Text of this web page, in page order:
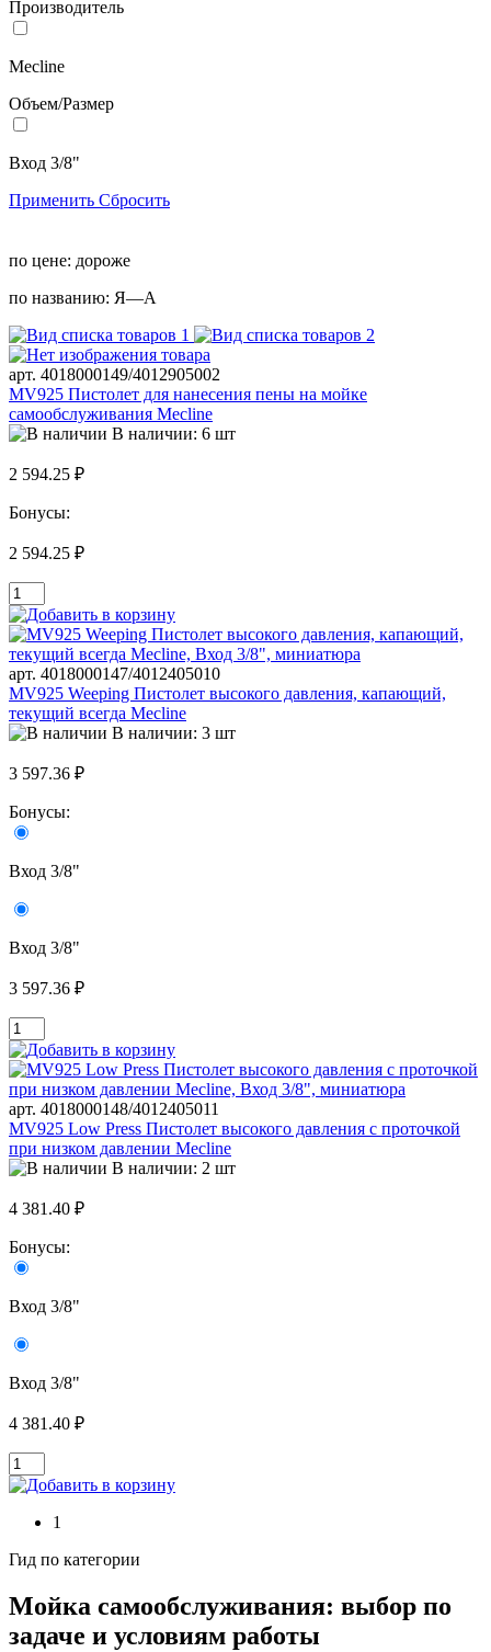
Производитель
Mecline
Объем/Размер
Вход 3/8"
Применить Сбросить
по цене: дороже
по названию: Я—А
арт. 4018000149/4012905002
MV925 Пистолет для нанесения пены на мойке
самообслуживания Mecline
В наличии: 6 шт
2 594.25 ₽
Бонусы:
2 594.25 ₽
арт. 4018000147/4012405010
MV925 Weeping Пистолет высокого давления, капающий,
текущий всегда Mecline
В наличии: 3 шт
3 597.36 ₽
Бонусы:
Вход 3/8"
Вход 3/8"
3 597.36 ₽
арт. 4018000148/4012405011
MV925 Low Press Пистолет высокого давления с проточкой
при низком давлении Mecline
В наличии: 2 шт
4 381.40 ₽
Бонусы:
Вход 3/8"
Вход 3/8"
4 381.40 ₽
1
Гид по категории
Мойка самообслуживания: выбор по
задаче и условиям работы